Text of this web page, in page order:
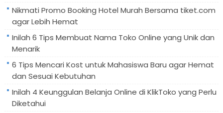
Nikmati Promo Booking Hotel Murah Bersama tiket.com
agar Lebih Hemat
Inilah 6 Tips Membuat Nama Toko Online yang Unik dan
Menarik
6 Tips Mencari Kost untuk Mahasiswa Baru agar Hemat
dan Sesuai Kebutuhan
Inilah 4 Keunggulan Belanja Online di KlikToko yang Perlu
Diketahui